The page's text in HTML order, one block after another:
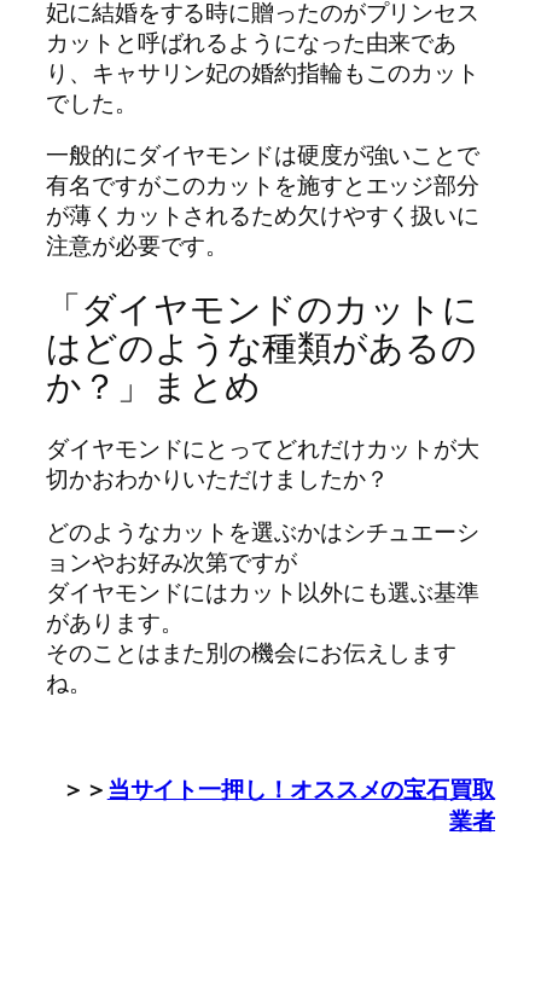
妃に結婚をする時に贈ったのがプリンセス
カットと呼ばれるようになった由来であ
り、キャサリン妃の婚約指輪もこのカット
でした。
一般的にダイヤモンドは硬度が強いことで
有名ですがこのカットを施すとエッジ部分
が薄くカットされるため欠けやすく扱いに
注意が必要です。
「ダイヤモンドのカットに
はどのような種類があるの
か？」まとめ
ダイヤモンドにとってどれだけカットが大
切かおわかりいただけましたか？
どのようなカットを選ぶかはシチュエーシ
ョンやお好み次第ですが
ダイヤモンドにはカット以外にも選ぶ基準
があります。
そのことはまた別の機会にお伝えします
ね。
＞＞当サイト一押し！オススメの宝石買取
業者